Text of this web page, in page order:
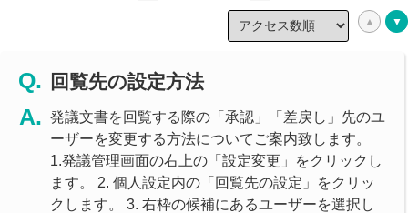
回覧先の設定方法
発議文書を回覧する際の「承認」「差戻し」先のユ
ーザーを変更する方法についてご案内致します。
1.発議管理画面の右上の「設定変更」をクリックし
ます。 2. 個人設定内の「回覧先の設定」をクリッ
クします。 3. 右枠の候補にあるユーザーを選択し